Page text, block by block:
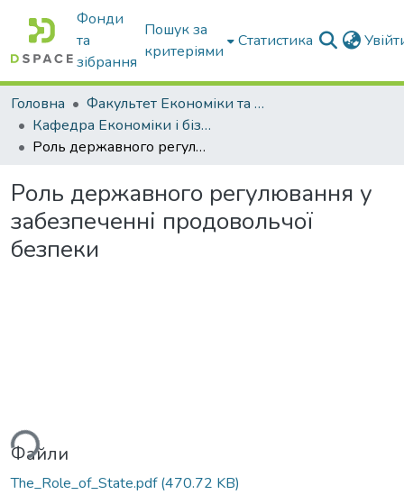
Фонди
та
зібрання
Пошук за
критеріями
Статистика
Головна
Факультет Економіки та бізнесу
Кафедра Економіки і бізнесу
Роль державного регулювання у забезпеченні продовольчої безпеки
Роль державного регулювання у
забезпеченні продовольчої
безпеки
Файли
The_Role_of_State.pdf(470.72 KB)